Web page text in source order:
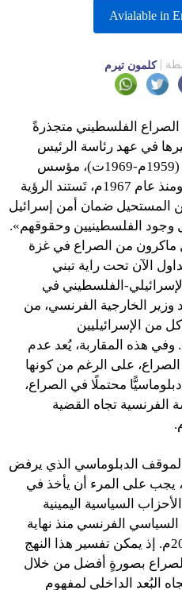
Avialable in
كلمون تيرم
الصراع الفلسطيني متجذرةً
في عهد رئاسة الرئيس
الفرنسي السابق شارل ديجول (1959م-1969ت)، مؤسس
الجمهورية الفرنسية الخامسة. ومنذ عام 1967م، تَستند الرؤية
المستحيل ضمان أمن إسرائيل
وجود الفلسطينيين وحقوقهم».
ماكرون من الصراع في غزة
الآن تحت راية تبني
الفلسطيني في
الخارجية الفرنسي، من
من الإسرائيليين
هذه المقاربة، يُعد عدم
على الرغم من كونها
محتملًا في الصراع،
الفرنسية تجاه القضية
الدبلوماسي الذي يرفض
يجب على المرء أن يأخذ في
السياسية اليمينية
السياسي الفرنسي منذ نهاية
رئاسة جاك شيراك في عام 2007م. إذ يمكن تفسير هذا النهج
الصراع بصورةٍ أفضل من خلال
البُعد الداخلي لمفهوم